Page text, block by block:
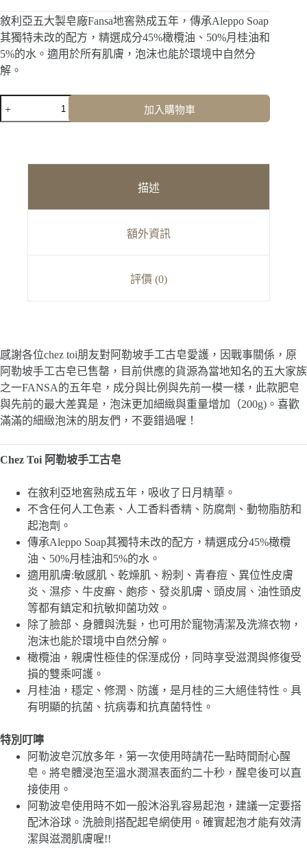
敘利亞五大製皂廠Fansa地窖熟成五年，傳承Aleppo Soap
其獨特未改的配方，精選成分45%橄欖油、50%月桂油和
5%的水。適用於所有肌膚，泡沫也能於環境中自然分
解。
加入購物車
描述
額外資訊
評價 (0)
感謝各位chez toi朋友對阿勒坡手工古皂愛護，因戰事關係，原
阿勒坡手工古皂已售罄，目前供應的貨源為當地知名的五大家族
之一FANSA的五年皂，成分與比例與先前一模一樣，此款肥皂
與先前的最大差異是，泡沫更加細緻與重量增加（200g)。喜歡
滿滿的細緻泡沫的朋友們，不要錯過喔！
Chez Toi 阿勒坡手工古皂
在敘利亞地窖熟成五年，吸收了日月精華。
不含任何人工色素、人工香料香精、防腐劑、動物脂肪和
起泡劑。
傳承Aleppo Soap其獨特未改的配方，精選成分45%橄欖
油、50%月桂油和5%的水。
適用肌膚:敏感肌、乾燥肌、粉刺、青春痘、異位性皮膚
炎、濕疹、牛皮癬、皰疹、發炎肌膚、頭皮屑、油性頭皮
等都有鎮定和抗敏抑菌功效。
除了臉部、身體與洗髮，也可用於寵物清潔及洗滌衣物，
泡沫也能於環境中自然分解。
橄欖油，親膚性極佳的保溼成份，同時享受滋潤與修復受
損的雙乘呵護。
月桂油，穩定、修潤、防護，是月桂的三大絕佳特性。具
有明顯的抗菌、抗病毒和抗真菌特性。
特別叮嚀
阿勒波皂沉放多年，第一次使用時請花一點時間耐心醒
皂。將皂體浸泡至溫水潤濕表面約二十秒，醒皂後可以直
接使用。
阿勒波皂使用時不如一般沐浴乳容易起泡，建議一定要搭
配沐浴球。洗臉則搭配起皂網使用。確實起泡才能有效清
潔與滋潤肌膚喔!!